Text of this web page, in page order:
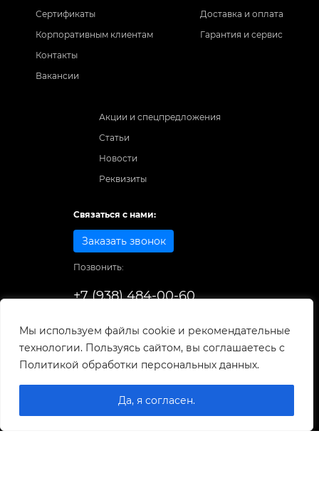
Мы используем файлы cookie и рекомендательные
технологии. Пользуясь сайтом, вы соглашаетесь с
Политикой обработки персональных данных.
Да, я согласен.
Сертификаты
Корпоративным клиентам
Контакты
Вакансии
Доставка и оплата
Гарантия и сервис
Акции и спецпредложения
Статьи
Новости
Реквизиты
Связаться с нами:
Заказать звонок
Позвонить:
+7 (938) 484-00-60
© 1998-2025
0